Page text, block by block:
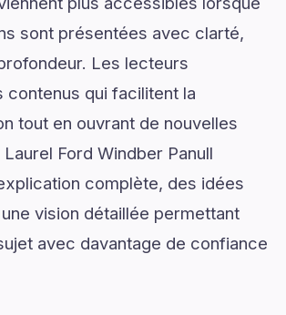
sont présentées avec clarté,
Les lecteurs
contenus qui facilitent la
tout en ouvrant de nouvelles
Ford Windber Panull
complète, des idées
vision détaillée permettant
avec davantage de confiance